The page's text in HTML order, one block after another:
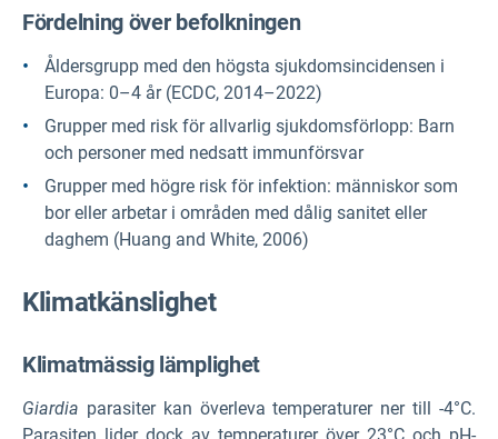
Fördelning över befolkningen
Åldersgrupp med den högsta sjukdomsincidensen i
Europa: 0–4 år (ECDC, 2014–2022)
Grupper med risk för allvarlig sjukdomsförlopp: Barn
och personer med nedsatt immunförsvar
Grupper med högre risk för infektion: människor som
bor eller arbetar i områden med dålig sanitet eller
daghem (Huang and White, 2006)
Klimatkänslighet
Klimatmässig lämplighet
Giardia parasiter kan överleva temperaturer ner till -4°C.